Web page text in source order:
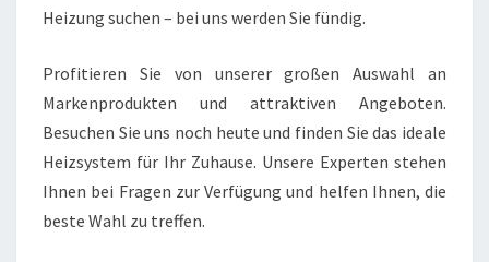
Heizung suchen – bei uns werden Sie fündig.
Profitieren Sie von unserer großen Auswahl an
Markenprodukten und attraktiven Angeboten.
Besuchen Sie uns noch heute und finden Sie das ideale
Heizsystem für Ihr Zuhause. Unsere Experten stehen
Ihnen bei Fragen zur Verfügung und helfen Ihnen, die
beste Wahl zu treffen.